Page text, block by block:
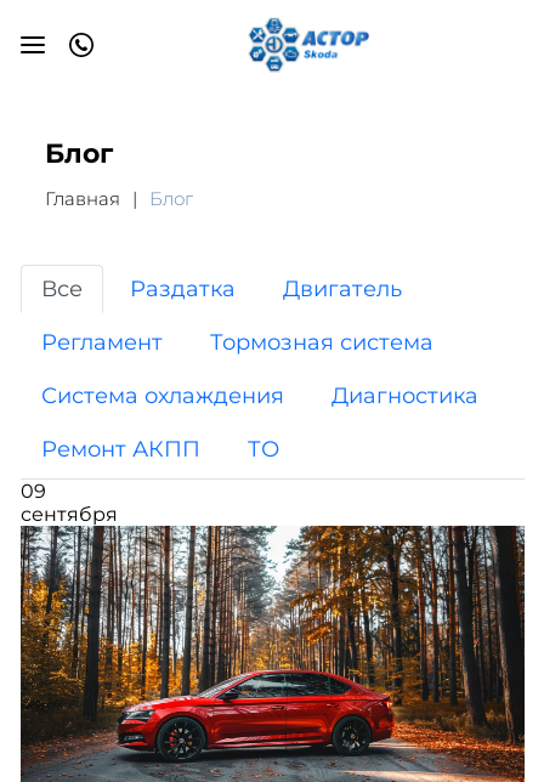
Блог
Главная Блог
Все Раздатка
Двигатель
Регламент
Тормозная система
Система охлаждения
Диагностика
Ремонт АКПП
ТО
09
сентября